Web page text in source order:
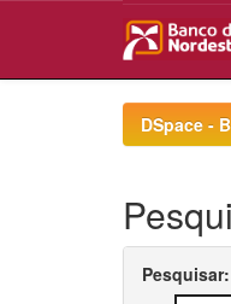
DSpace -
Pesquisar: